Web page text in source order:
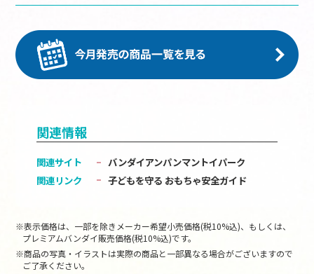
関連情報
関連サイト
バンダイアンパンマントイパーク
関連リンク
子どもを守る おもちゃ安全ガイド
※表示価格は、一部を除きメーカー希望小売価格(税10%込)、もしくは、
プレミアムバンダイ販売価格(税10%込)です。
※商品の写真・イラストは実際の商品と一部異なる場合がございますので
ご了承ください。